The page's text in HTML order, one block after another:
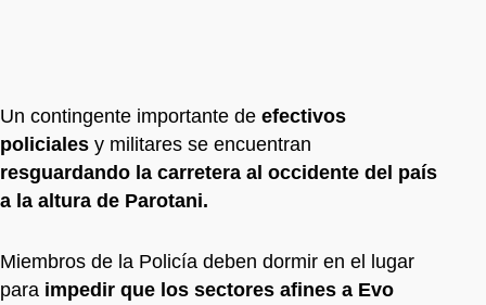
Un contingente importante de efectivos
policiales y militares se encuentran
resguardando la carretera al occidente del país
a la altura de Parotani.
Miembros de la Policía deben dormir en el lugar
para impedir que los sectores afines a Evo